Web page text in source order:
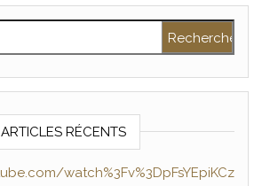
ARTICLES RÉCENTS
watch%3Fv%3DpFsYEpiKCz